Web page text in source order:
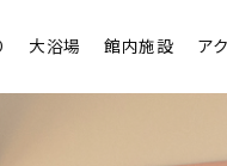
大浴場 館内施設 ア